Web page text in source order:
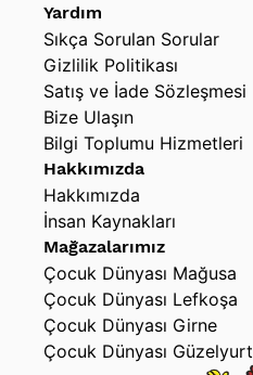
Yardım
Sıkça Sorulan Sorular
Gizlilik Politikası
Satış ve İade Sözleşmesi
Bize Ulaşın
Bilgi Toplumu Hizmetleri
Hakkımızda
Hakkımızda
İnsan Kaynakları
Mağazalarımız
Çocuk Dünyası Mağusa
Çocuk Dünyası Lefkoşa
Çocuk Dünyası Girne
Çocuk Dünyası Güzelyurt